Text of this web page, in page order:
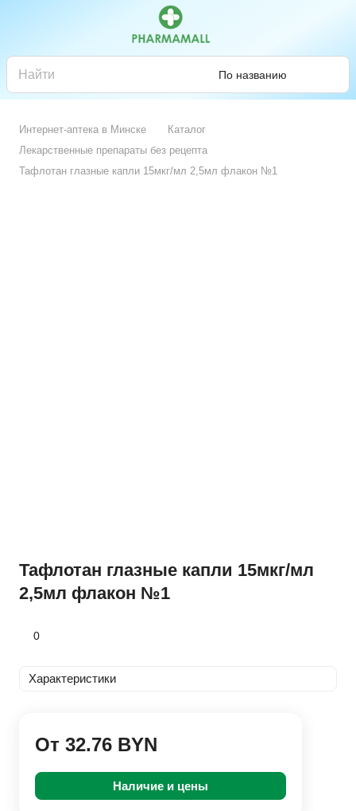
По названию
Интернет-аптека в Минске
Каталог
Лекарственные препараты без рецепта
Тафлотан глазные капли 15мкг/мл 2,5мл флакон №1
Тафлотан глазные капли 15мкг/мл
2,5мл флакон №1
0
Характеристики
От 32.76 BYN
Наличие и цены